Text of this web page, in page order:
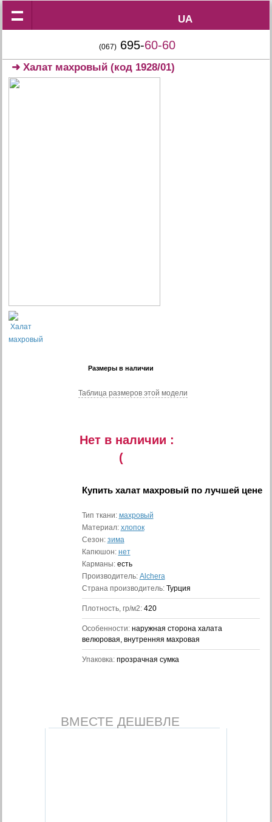
UA
UA
(067) 695-60-60
➜Халат махровый (код 1928/01)
Размеры в наличии
Таблица размеров этой модели
Нет в наличии :
(
Купитьхалат махровый по лучшей цене
Тип ткани: махровый
Материал: хлопок
Сезон: зима
Капюшон: нет
Карманы: есть
Производитель: Alchera
Страна производитель: Турция
Плотность, гр/м2: 420
Особенности: наружная сторона халата
велюровая, внутренняя махровая
Упаковка: прозрачная сумка
ВМЕСТЕ ДЕШЕВЛЕ